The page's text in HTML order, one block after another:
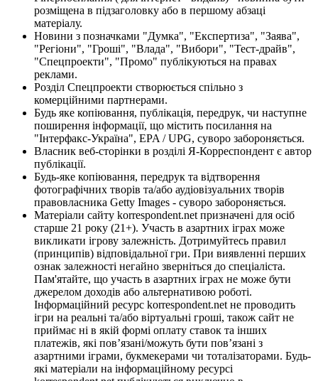
розміщена в підзаголовку або в першому абзаці
матеріалу.
Новини з позначками "Думка", "Експертиза", "Заява",
"Регіони", "Гроші", "Влада", "Вибори", "Тест-драйв",
"Спецпроекти", "Промо" публікуються на правах
реклами.
Розділ Спецпроекти створюється спільно з
комерційними партнерами.
Будь яке копіювання, публікація, передрук, чи наступне
поширення інформації, що містить посилання на
"Інтерфакс-Україна", EPA / UPG, суворо забороняється.
Власник веб-сторінки в розділі Я-Корреспондент є автор
публікації.
Будь-яке копіювання, передрук та відтворення
фотографічних творів та/або аудіовізуальних творів
правовласника Getty Images - суворо забороняється.
Матеріали сайту korrespondent.net призначені для осіб
старше 21 року (21+). Участь в азартних іграх може
викликати ігрову залежність. Дотримуйтесь правил
(принципів) відповідальної гри. При виявленні перших
ознак залежності негайно зверніться до спеціаліста.
Пам'ятайте, що участь в азартних іграх не може бути
джерелом доходів або альтернативою роботі.
Інформаційний ресурс korrespondent.net не проводить
ігри на реальні та/або віртуальні гроші, також сайт не
приймає ні в якій формі оплату ставок та інших
платежів, які пов’язані/можуть бути пов’язані з
азартними іграми, букмекерами чи тоталізаторами. Будь-
які матеріали на інформаційному ресурсі